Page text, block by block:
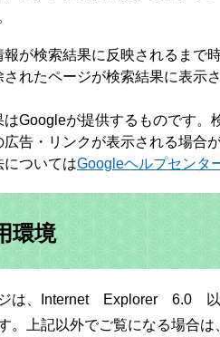
が検索結果に反映されるまで
されたページが検索結果に表示
はGoogleが提供するものです。
広告・リンクが表示される場合
についてはGoogleヘルプセンタ
環境
ジは、Internet Explorer 6.0
。上記以外でご覧になる場合